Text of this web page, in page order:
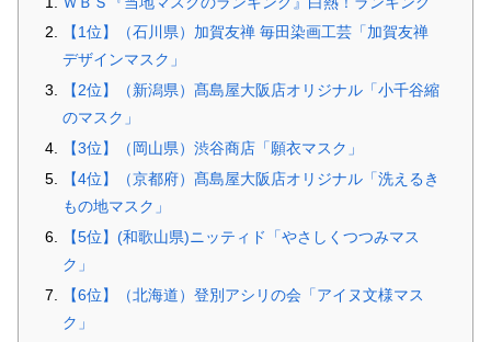
【1位】（石川県）加賀友禅 毎田染画工芸「加賀友禅
デザインマスク」
【2位】（新潟県）髙島屋大阪店オリジナル「小千谷縮
のマスク」
【3位】（岡山県）渋谷商店「願衣マスク」
【4位】（京都府）髙島屋大阪店オリジナル「洗えるき
もの地マスク」
【5位】(和歌山県)ニッティド「やさしくつつみマス
ク」
【6位】（北海道）登別アシリの会「アイヌ文様マス
ク」